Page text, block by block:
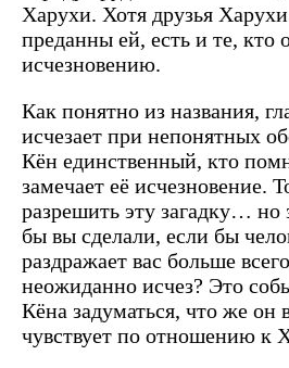
Харухи. Хотя друзья
преданны ей, есть и те, кто
исчезновению.
Как понятно из названия,
исчезает при непонятных
Кён единственный, кто
замечает её исчезновение.
разрешить эту загадку… но
бы вы сделали, если бы
раздражает вас больше
неожиданно исчез? Это
Кёна задуматься, что же он
чувствует по отношению к